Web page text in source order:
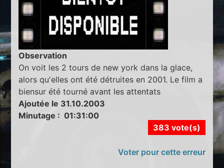
Observation
On voit les 2 tours de new york dans la glace,
alors qu'elles ont été détruites en 2001. Le film a
biensur été tourné avant les attentats
Ajoutée le 31.10.2003
Minutage : 01:31:00
383 vote(s)
Voter pour cette erreur